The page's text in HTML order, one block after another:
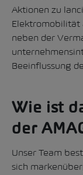
Aktionen zu
Elektromobilität
neben der
Beeinflussung
Wie ist
der
Unser Team
sich